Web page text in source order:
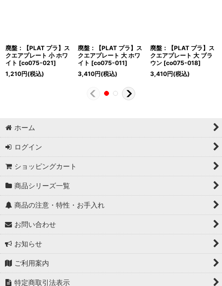
廃盤：【PLAT プラ】ス
クエアプレート 小 ホワ
イト [co075-021]
1,210円(税込)
廃盤：【PLAT プラ】ス
クエアプレート 大 ホワ
イト [co075-011]
3,410円(税込)
廃盤：【PLAT プラ】ス
クエアプレート 大 ブラ
ウン [co075-018]
3,410円(税込)
ホーム
ログイン
ショッピングカート
商品シリーズ一覧
商品の注意・特性・お手入れ
お問い合わせ
お知らせ
ご利用案内
特定商取引法表示